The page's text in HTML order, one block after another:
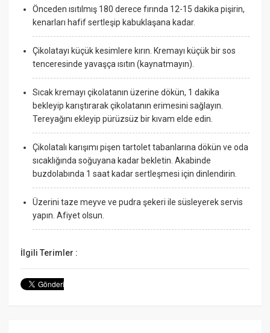
Önceden ısıtılmış 180 derece fırında 12-15 dakika pişirin,
kenarları hafif sertleşip kabuklaşana kadar.
Çikolatayı küçük kesimlere kırın. Kremayı küçük bir sos
tenceresinde yavaşça ısıtın (kaynatmayın).
Sıcak kremayı çikolatanın üzerine dökün, 1 dakika
bekleyip karıştırarak çikolatanın erimesini sağlayın.
Tereyağını ekleyip pürüzsüz bir kıvam elde edin.
Çikolatalı karışımı pişen tartolet tabanlarına dökün ve oda
sıcaklığında soğuyana kadar bekletin. Akabinde
buzdolabında 1 saat kadar sertleşmesi için dinlendirin.
Üzerini taze meyve ve pudra şekeri ile süsleyerek servis
yapın. Afiyet olsun.
İlgili Terimler :